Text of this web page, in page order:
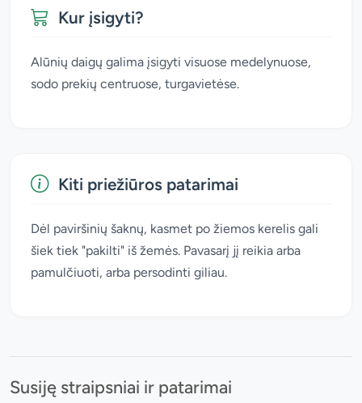
Kur įsigyti?
Alūnių daigų galima įsigyti visuose medelynuose,
sodo prekių centruose, turgavietėse.
Kiti priežiūros patarimai
Dėl paviršinių šaknų, kasmet po žiemos kerelis gali
šiek tiek "pakilti" iš žemės. Pavasarį jį reikia arba
pamulčiuoti, arba persodinti giliau.
Susiję straipsniai ir patarimai